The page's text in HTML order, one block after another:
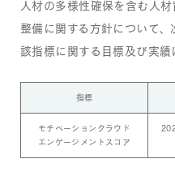
人材の多様性確保を含む人
整備に関する方針について、
該指標に関する目標及び実績
指標
モチベーションクラウド
エンゲージメントスコア